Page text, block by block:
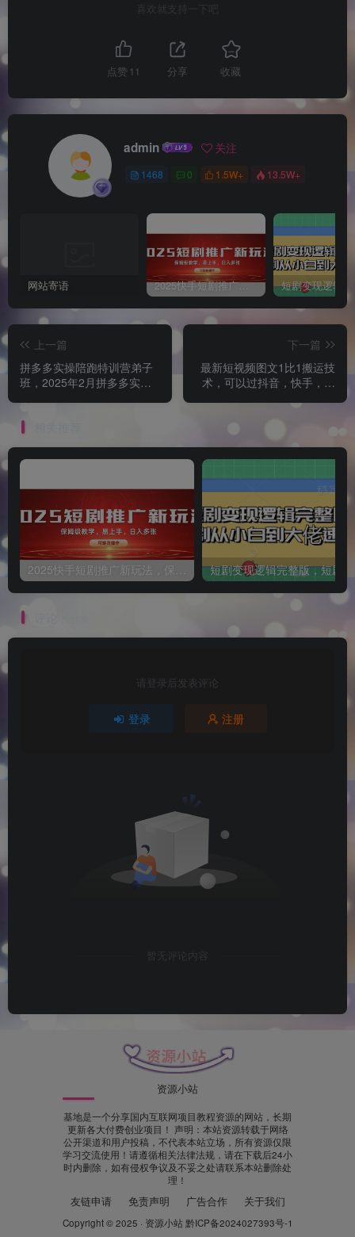
喜欢就支持一下吧
点赞 11 分享 收藏
admin 关注
1468 0 1.5W+ 13.5W+
网站寄语 2025快手短剧推广新玩法，保姆级教学，日入多张，可矩阵操作
上一篇
拼多多实操陪跑特训营弟子
班，2025年2月拼多多实操
下一篇
最新短视频图文1比1搬运技
术，可以过抖音，快手，小
请登录后发表评论
登录 注册
暂无评论内容
资源小站
基地是一个分享国内互联网项目教程资源的网站，长期
更新各大付费创业项目！ 声明：本站资源转载于网络
公开渠道和用户投稿，不代表本站立场，所有资源仅限
学习交流使用！请遵循相关法律法规，请在下载后24小
时内删除，如有侵权争议及不妥之处请联系本站删除处
理！
友链申请 免责声明 广告合作 关于我们
Copyright © 2025 · 资源小站 黔ICP备2024027393号-1